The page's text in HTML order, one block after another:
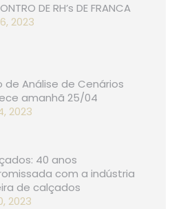
DE RH’s DE FRANCA
2023
de Análise de Cenários
amanhã 25/04
2023
40 anos
com a indústria
de calçados
2023